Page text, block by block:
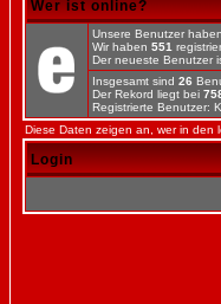
Wer ist online?
Unsere Benutzer
Wir haben 551
Der neueste Benutzer
Insgesamt sind 26
Der Rekord liegt bei
Registrierte Benutzer:
Diese Daten zeigen an, wer in den
Login